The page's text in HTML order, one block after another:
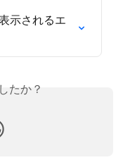
示されるエ
たか？